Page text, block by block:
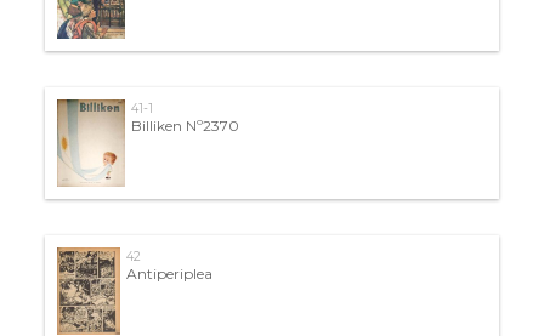
41-1
Billiken Nº2370
42
Antiperiplea